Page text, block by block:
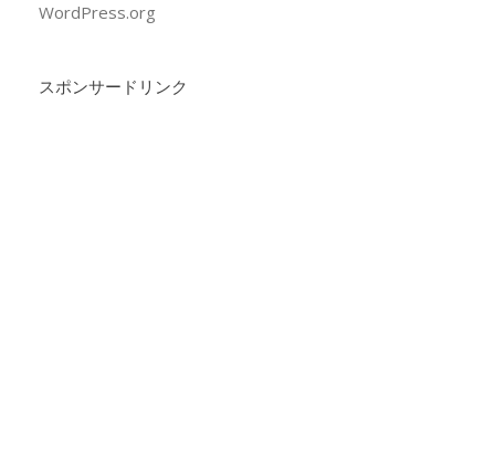
WordPress.org
スポンサードリンク